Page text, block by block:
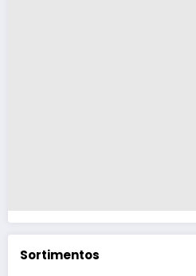
Sortimentos